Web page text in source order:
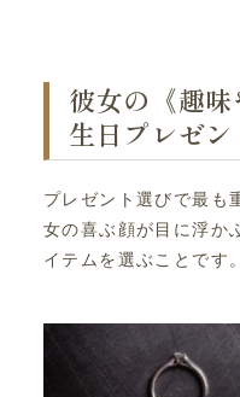
彼女の《趣
生日プレゼ
プレゼント選びで最も
女の喜ぶ顔が目に浮か
イテムを選ぶことです。